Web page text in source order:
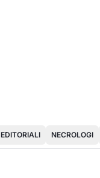
EDITORIALI NECROLOGI